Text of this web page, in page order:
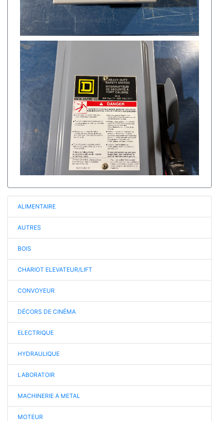
ALIMENTAIRE
AUTRES
BOIS
CHARIOT ELEVATEUR/LIFT
CONVOYEUR
DÉCORS DE CINÉMA
ELECTRIQUE
HYDRAULIQUE
LABORATOIR
MACHINERIE A METAL
MOTEUR